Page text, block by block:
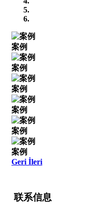
案例
案例
案例
案例
案例
案例
Geri İleri
联系信息